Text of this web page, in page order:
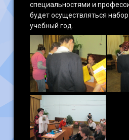
специальностями и
будет осуществляться
учебный год.